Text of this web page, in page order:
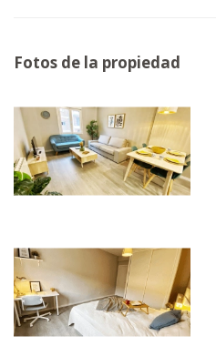
Fotos de la propiedad